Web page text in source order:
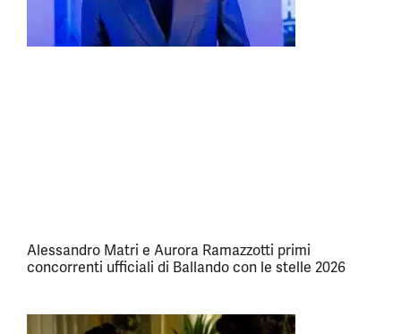
Alessandro Matri e Aurora Ramazzotti primi
concorrenti ufficiali di Ballando con le stelle 2026